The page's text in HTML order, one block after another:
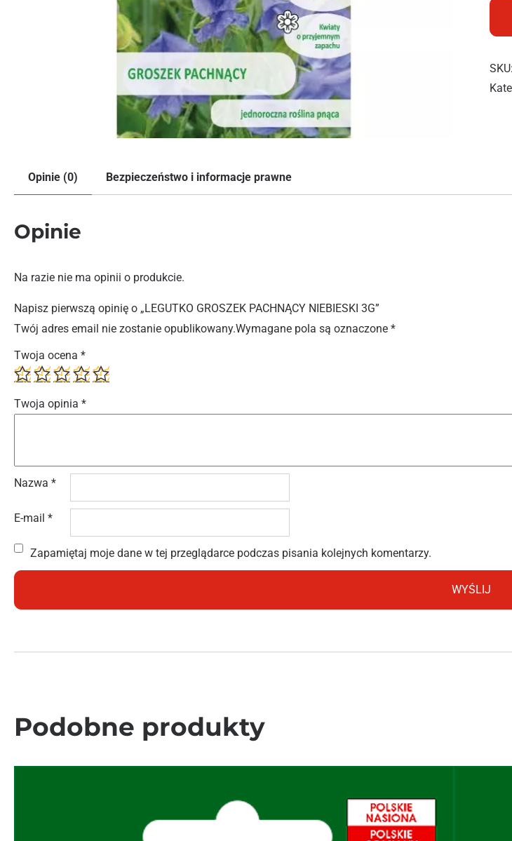
SKU:
Opinie (0) Bezpieczeństwo i informacje prawne
Opinie
Na razie nie ma opinii o produkcie.
Napisz pierwszą opinię o „LEGUTKO GROSZEK PACHNĄCY NIEBIESKI 3G”
Twój adres email nie zostanie opublikowany.Wymagane pola są oznaczone *
Twoja ocena *
Twoja opinia *
Nazwa *
E-mail *
Zapamiętaj moje dane w tej przeglądarce podczas pisania kolejnych komentarzy.
Podobne produkty